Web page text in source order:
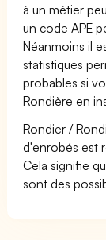
à un métier
un code APE
Néanmoins il
statistiques
probables si
Rondière en
Rondier /
d'enrobés est
Cela signifie
sont des